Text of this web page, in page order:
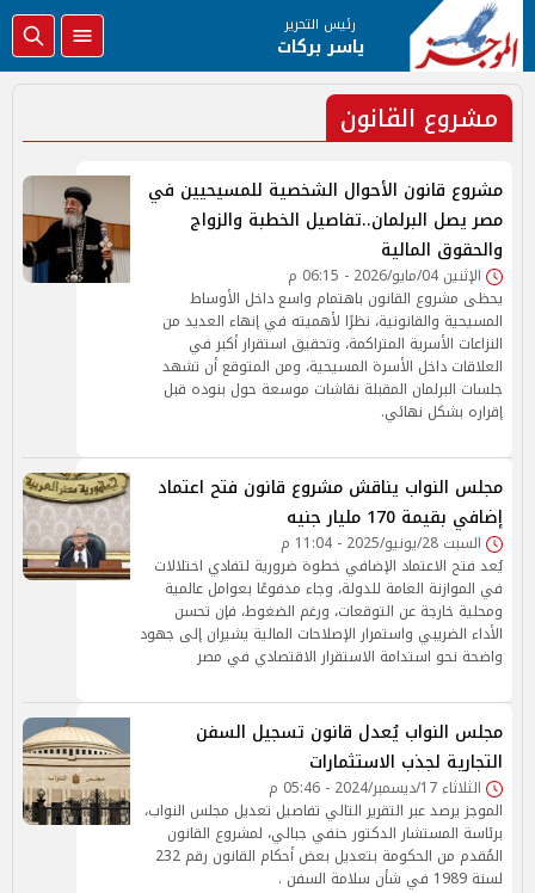
رئيس التحرير
ياسر بركات
مشروع القانون
مشروع قانون الأحوال الشخصية للمسيحيين في
مصر يصل البرلمان..تفاصيل الخطبة والزواج
والحقوق المالية
الإثنين 04/مايو/2026 - 06:15 م
يحظى مشروع القانون باهتمام واسع داخل الأوساط
المسيحية والقانونية، نظرًا لأهميته في إنهاء العديد من
النزاعات الأسرية المتراكمة، وتحقيق استقرار أكبر في
العلاقات داخل الأسرة المسيحية، ومن المتوقع أن تشهد
جلسات البرلمان المقبلة نقاشات موسعة حول بنوده قبل
إقراره بشكل نهائي.
مجلس النواب يناقش مشروع قانون فتح اعتماد
إضافي بقيمة 170 مليار جنيه
السبت 28/يونيو/2025 - 11:04 م
يُعد فتح الاعتماد الإضافي خطوة ضرورية لتفادي اختلالات
في الموازنة العامة للدولة، وجاء مدفوعًا بعوامل عالمية
ومحلية خارجة عن التوقعات، ورغم الضغوط، فإن تحسن
الأداء الضريبي واستمرار الإصلاحات المالية يشيران إلى جهود
واضحة نحو استدامة الاستقرار الاقتصادي في مصر
مجلس النواب يُعدل قانون تسجيل السفن
التجارية لجذب الاستثمارات
الثلاثاء 17/ديسمبر/2024 - 05:46 م
الموجز يرصد عبر التقرير التالي تفاصيل تعديل مجلس النواب،
برئاسة المستشار الدكتور حنفي جبالي، لمشروع القانون
المُقدم من الحكومة بتعديل بعض أحكام القانون رقم 232
لسنة 1989 في شأن سلامة السفن .